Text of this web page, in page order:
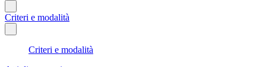
Criteri e modalità
Criteri e modalità